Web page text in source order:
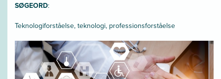
SØGEORD:
Teknologiforståelse, teknologi, professionsforståelse